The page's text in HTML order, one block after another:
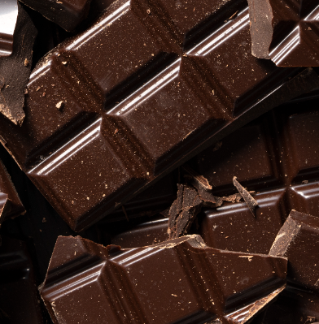
Способствуют Улучшению Методов
Кв. М: Идеи Для Оформления И Зонирования